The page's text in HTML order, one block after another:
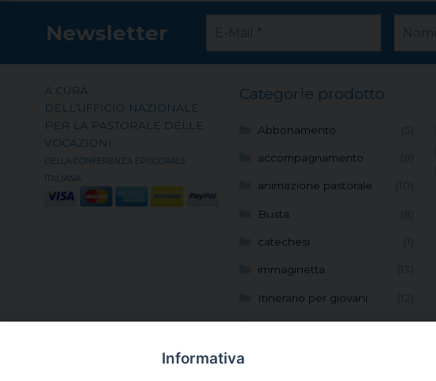
Newsletter
A CURA
DELL’UFFICIO NAZIONALE
PER LA PASTORALE DELLE
VOCAZIONI
DELLA CONFERENZA EPISCOPALE
ITALIANA
Categorie prodotto
Abbonamento (5)
accompagnamento (8)
animazione pastorale (10)
Busta (8)
catechesi (1)
immaginetta (13)
Itinerario per giovani (12)
Locandina (6)
Informativa